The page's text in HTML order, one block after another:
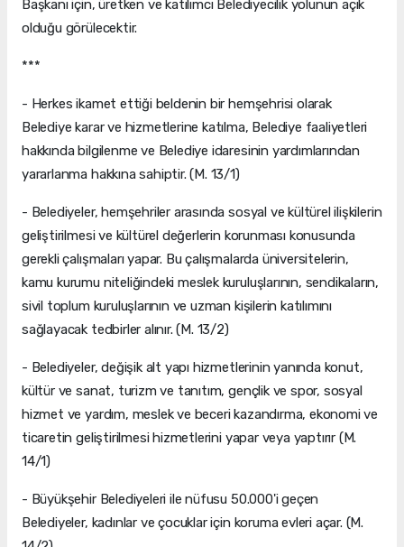
Başkanı için, üretken ve katılımcı Belediyecilik yolunun açık
olduğu görülecektir.
***
- Herkes ikamet ettiği beldenin bir hemşehrisi olarak
Belediye karar ve hizmetlerine katılma, Belediye faaliyetleri
hakkında bilgilenme ve Belediye idaresinin yardımlarından
yararlanma hakkına sahiptir. (M. 13/1)
- Belediyeler, hemşehriler arasında sosyal ve kültürel ilişkilerin
geliştirilmesi ve kültürel değerlerin korunması konusunda
gerekli çalışmaları yapar. Bu çalışmalarda üniversitelerin,
kamu kurumu niteliğindeki meslek kuruluşlarının, sendikaların,
sivil toplum kuruluşlarının ve uzman kişilerin katılımını
sağlayacak tedbirler alınır. (M. 13/2)
- Belediyeler, değişik alt yapı hizmetlerinin yanında konut,
kültür ve sanat, turizm ve tanıtım, gençlik ve spor, sosyal
hizmet ve yardım, meslek ve beceri kazandırma, ekonomi ve
ticaretin geliştirilmesi hizmetlerini yapar veya yaptırır (M.
14/1)
- Büyükşehir Belediyeleri ile nüfusu 50.000'i geçen
Belediyeler, kadınlar ve çocuklar için koruma evleri açar. (M.